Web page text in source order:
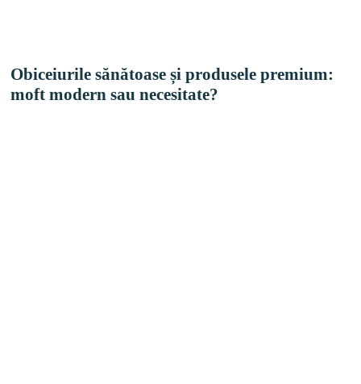
Obiceiurile sănătoase și produsele premium:
moft modern sau necesitate?